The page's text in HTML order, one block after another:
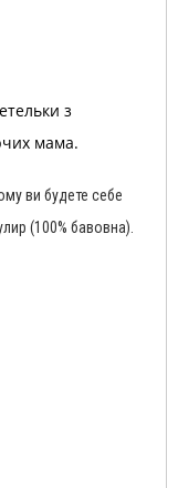
з
мама.
ви будете себе
(100% бавовна).